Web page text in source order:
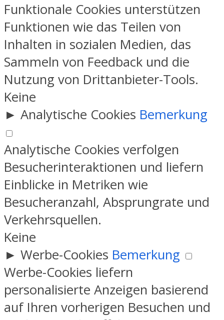
Funktionale Cookies unterstützen
Funktionen wie das Teilen von
Inhalten in sozialen Medien, das
Sammeln von Feedback und die
Nutzung von Drittanbieter-Tools.
Keine
► Analytische Cookies Bemerkung
Analytische Cookies verfolgen
Besucherinteraktionen und liefern
Einblicke in Metriken wie
Besucheranzahl, Absprungrate und
Verkehrsquellen.
Keine
► Werbe-Cookies Bemerkung
Werbe-Cookies liefern
personalisierte Anzeigen basierend
auf Ihren vorherigen Besuchen und